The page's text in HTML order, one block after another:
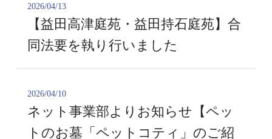
2026/04/13
【益田高津庭苑・益田持石庭苑】合
同法要を執り行いました
2026/04/10
ネット事業部よりお知らせ【ペッ
トのお墓「ペットコティ」のご紹